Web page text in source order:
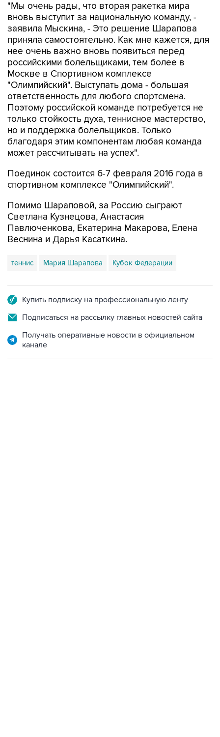
"Мы очень рады, что вторая ракетка мира
вновь выступит за национальную команду, -
заявила Мыскина, - Это решение Шарапова
приняла самостоятельно. Как мне кажется, для
нее очень важно вновь появиться перед
российскими болельщиками, тем более в
Москве в Спортивном комплексе
"Олимпийский". Выступать дома - большая
ответственность для любого спортсмена.
Поэтому российской команде потребуется не
только стойкость духа, теннисное мастерство,
но и поддержка болельщиков. Только
благодаря этим компонентам любая команда
может рассчитывать на успех".
Поединок состоится 6-7 февраля 2016 года в
спортивном комплексе "Олимпийский".
Помимо Шараповой, за Россию сыграют
Светлана Кузнецова, Анастасия
Павлюченкова, Екатерина Макарова, Елена
Веснина и Дарья Касаткина.
теннис Мария Шарапова Кубок Федерации
Купить подписку на профессиональную ленту
Подписаться на рассылку главных новостей сайта
Получать оперативные новости в официальном
канале